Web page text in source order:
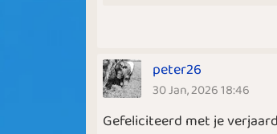
peter26
30 Jan, 2026 18:46
Gefeliciteerd met je